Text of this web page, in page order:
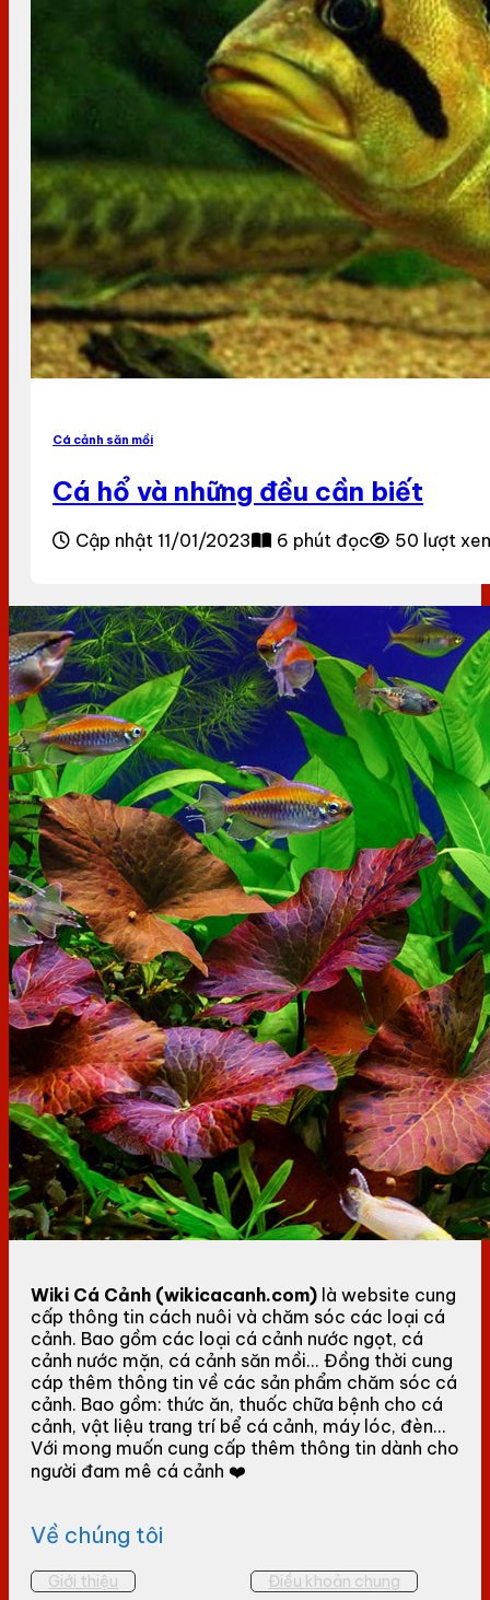
Cá cảnh săn mồi
Cá hổ và những đều cần biết
Cập nhật 11/01/2023 6 phút đọc 50 lượt
Wiki Cá Cảnh (wikicacanh.com) là website cung
cấp thông tin cách nuôi và chăm sóc các loại cá
cảnh. Bao gồm các loại cá cảnh nước ngọt, cá
cảnh nước mặn, cá cảnh săn mồi... Đồng thời cung
cáp thêm thông tin về các sản phẩm chăm sóc cá
cảnh. Bao gồm: thức ăn, thuốc chữa bệnh cho cá
cảnh, vật liệu trang trí bể cá cảnh, máy lóc, đèn...
Với mong muốn cung cấp thêm thông tin dành cho
người đam mê cá cảnh ❤️
Về chúng tôi
Giới thiệu
Điều khoản chung